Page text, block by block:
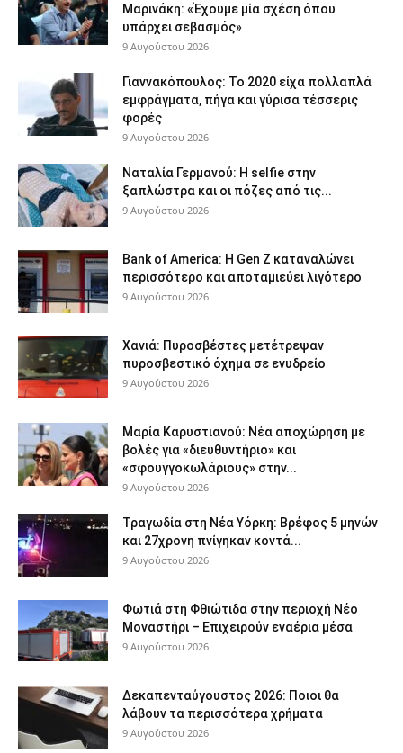
Μαρινάκη: «Έχουμε μία σχέση όπου
υπάρχει σεβασμός»
9 Αυγούστου 2026
Γιαννακόπουλος: Το 2020 είχα πολλαπλά
εμφράγματα, πήγα και γύρισα τέσσερις
φορές
9 Αυγούστου 2026
Ναταλία Γερμανού: Η selfie στην
ξαπλώστρα και οι πόζες από τις...
9 Αυγούστου 2026
Bank of America: Η Gen Z καταναλώνει
περισσότερο και αποταμιεύει λιγότερο
9 Αυγούστου 2026
Χανιά: Πυροσβέστες μετέτρεψαν
πυροσβεστικό όχημα σε ενυδρείο
9 Αυγούστου 2026
Μαρία Καρυστιανού: Νέα αποχώρηση με
βολές για «διευθυντήριο» και
«σφουγγοκωλάριους» στην...
9 Αυγούστου 2026
Τραγωδία στη Νέα Υόρκη: Βρέφος 5 μηνών
και 27χρονη πνίγηκαν κοντά...
9 Αυγούστου 2026
Φωτιά στη Φθιώτιδα στην περιοχή Νέο
Μοναστήρι – Επιχειρούν εναέρια μέσα
9 Αυγούστου 2026
Δεκαπενταύγουστος 2026: Ποιοι θα
λάβουν τα περισσότερα χρήματα
9 Αυγούστου 2026